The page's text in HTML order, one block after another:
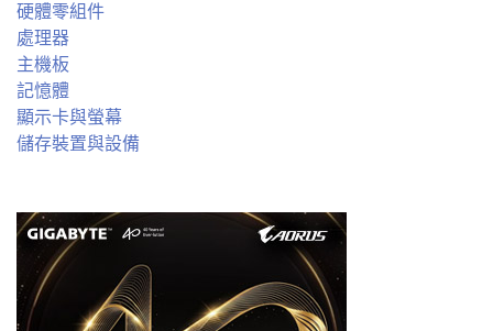
硬體零組件
處理器
主機板
記憶體
顯示卡與螢幕
儲存裝置與設備